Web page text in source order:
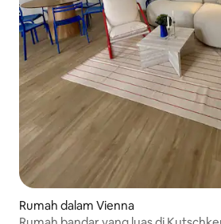
Rumah dalam Vienna